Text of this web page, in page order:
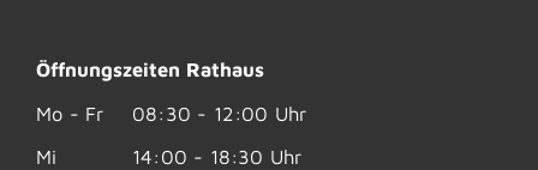
Öffnungszeiten Rathaus
Mo - Fr
08:30 - 12:00 Uhr
Mi
14:00 - 18:30 Uhr